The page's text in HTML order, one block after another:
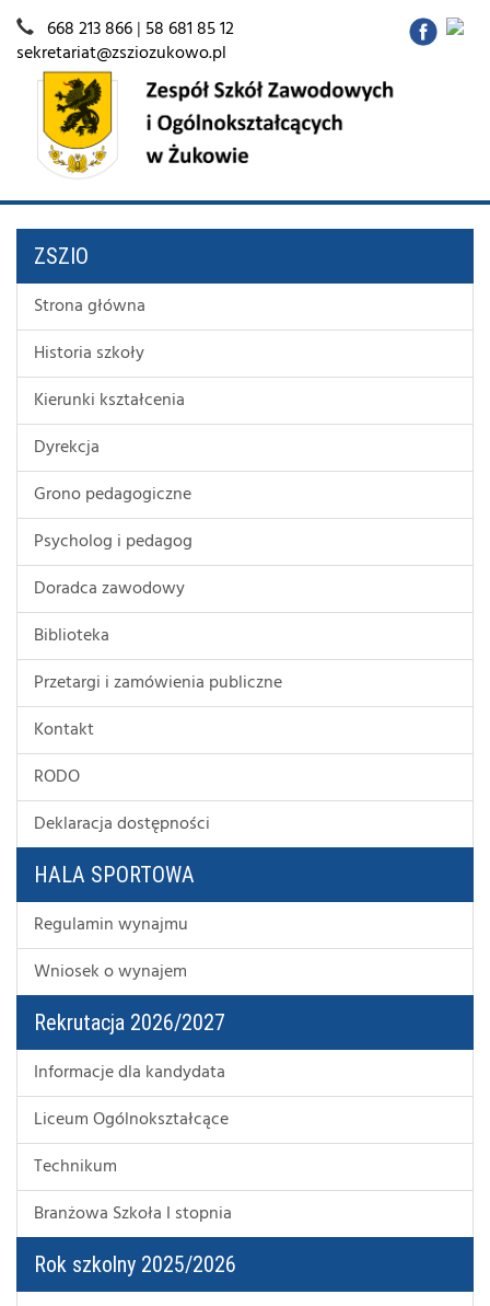
668 213 866| 58 681 85 12
sekretariat@zsziozukowo.pl
ZSZIO
Strona główna
Historia szkoły
Kierunki kształcenia
Dyrekcja
Grono pedagogiczne
Psycholog i pedagog
Doradca zawodowy
Biblioteka
Przetargi i zamówienia publiczne
Kontakt
RODO
Deklaracja dostępności
HALA SPORTOWA
Regulamin wynajmu
Wniosek o wynajem
Rekrutacja 2026/2027
Informacje dla kandydata
Liceum Ogólnokształcące
Technikum
Branżowa Szkoła I stopnia
Rok szkolny 2025/2026